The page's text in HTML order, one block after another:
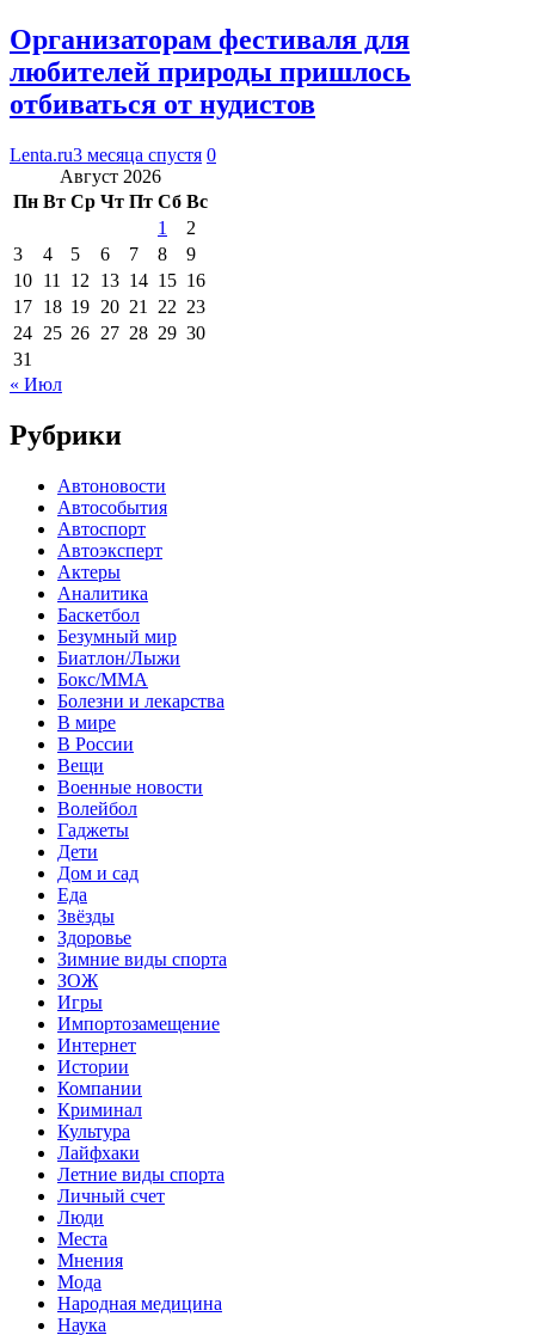
Организаторам фестиваля для
любителей природы пришлось
отбиваться от нудистов
Lenta.ru3 месяца спустя 0
Август 2026
Пн Вт Ср Чт Пт Сб Вс
1
2
3
4 5 6 7 8
9
10 11 12 13 14 15 16
17 18 19 20 21 22 23
24 25 26 27 28 29 30
31
« Июл
Рубрики
Автоновости
Автособытия
Автоспорт
Автоэксперт
Актеры
Аналитика
Баскетбол
Безумный мир
Биатлон/Лыжи
Бокс/MMA
Болезни и лекарства
В мире
В России
Вещи
Военные новости
Волейбол
Гаджеты
Дети
Дом и сад
Еда
Звёзды
Здоровье
Зимние виды спорта
ЗОЖ
Игры
Импортозамещение
Интернет
Истории
Компании
Криминал
Культура
Лайфхаки
Летние виды спорта
Личный счет
Люди
Места
Мнения
Мода
Народная медицина
Наука